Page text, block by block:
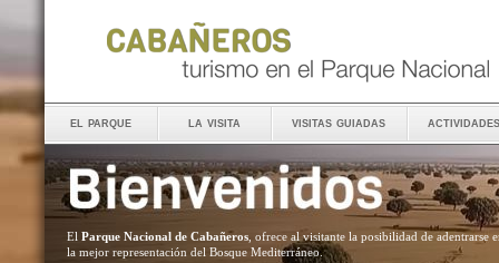
el parque la visita visitas guiadas actividades
El Parque Nacional de Cabañeros , ofrece al visitante la posibilidad de adentrarse
la mejor representación del Bosque Mediterráneo.